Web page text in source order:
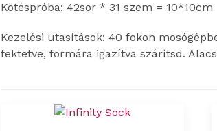
Kötéspróba: 42sor * 31 szem = 10*10cm
Kezelési utasítások: 40 fokon
fektetve, formára igazítva szárítsd.